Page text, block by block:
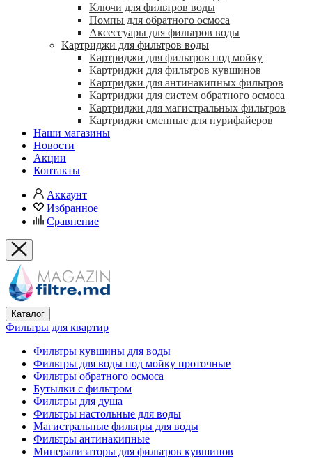
Ключи для фильтров воды
Помпы для обратного осмоса
Аксессуары для фильтров воды
Картриджи для фильтров воды
Картриджи для фильтров под мойку
Картриджи для фильтров кувшинов
Картриджи для антинакипных фильтров
Картриджи для систем обратного осмоса
Картриджи для магистральных фильтров
Картриджи сменные для пурифайеров
Наши магазины
Новости
Акции
Контакты
Аккаунт
Избранное
Сравнение
Каталог
Фильтры для квартир
Фильтры кувшины для воды
Фильтры для воды под мойку проточные
Фильтры обратного осмоса
Бутылки с фильтром
Фильтры для душа
Фильтры настольные для воды
Магистральные фильтры для воды
Фильтры антинакипные
Минерализаторы для фильтров кувшинов